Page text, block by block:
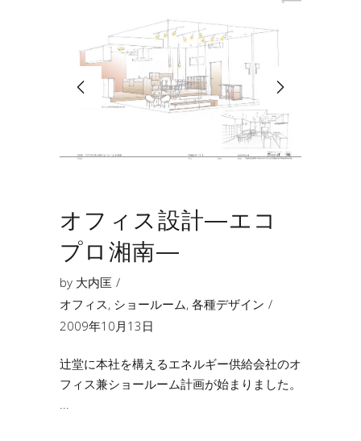
オフィス設計―エコ
プロ湘南―
by 大内匡
オフィス, ショールーム, 各種デザイン
2009年10月13日
辻堂に本社を構えるエネルギー供給会社のオ
フィス兼ショールーム計画が始まりました。